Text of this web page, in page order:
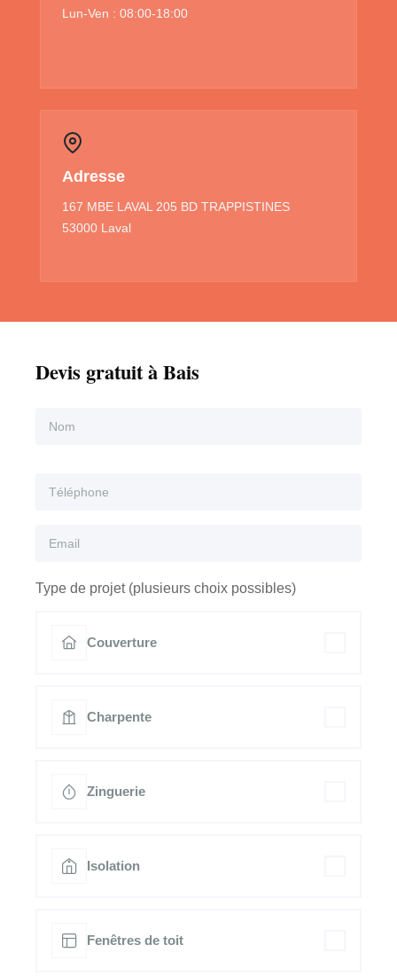
Lun-Ven : 08:00-18:00
Adresse
167 MBE LAVAL 205 BD TRAPPISTINES
53000 Laval
Devis gratuit à Bais
Type de projet (plusieurs choix possibles)
Couverture
Charpente
Zinguerie
Isolation
Fenêtres de toit